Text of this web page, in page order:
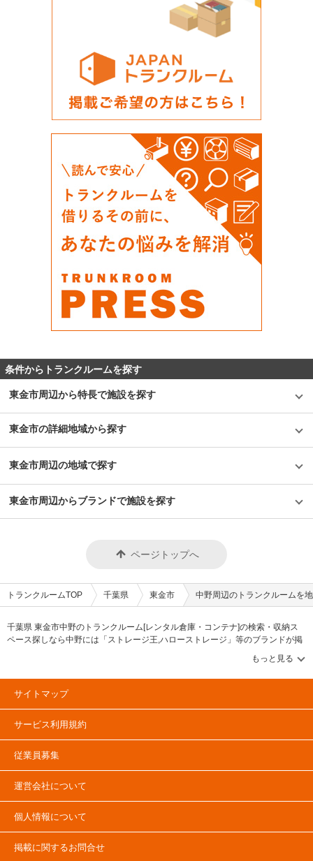
条件からトランクルームを探す
東金市周辺から特長で施設を探す
東金市の詳細地域から探す
東金市周辺の地域で探す
東金市周辺からブランドで施設を探す
ページトップへ
トランクルームTOP 千葉県 東金市 中野周辺のトランクルームを
千葉県 東金市中野のトランクルーム[レンタル倉庫・コンテナ]の検索・収納ス
ペース探しなら中野には「ストレージ王,ハローストレージ」等のブランドが掲
載されています。借りたい地域から探して、広さ・料金[賃料]・セキュリティ・
空調完備・24時間出し入れ可能などの希望条件で絞込み！豊富な物件数から
様々な方法でご希望の収納スペースを簡単に探せるトランクルーム情報サイト
です。中野で気になるトランクルームを見つけたら、メールか電話でお問合せ
サイトマップ
サービス利用規約
従業員募集
運営会社について
個人情報について
掲載に関するお問合せ